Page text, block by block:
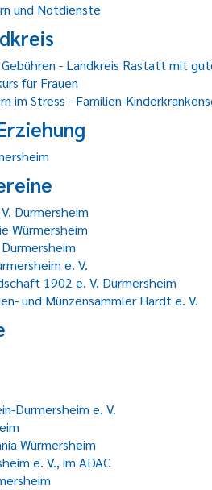
und Notdienste
- Landkreis Rastatt mit
für Frauen
im Stress - Familien-
Durmersheim
Würmersheim
e. V.
1902 e. V. Durmersheim
und Münzensammler Hardt e. V.
Durmersheim e. V.
Würmersheim
e. V., im ADAC